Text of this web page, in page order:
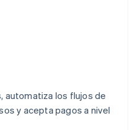
automatiza los flujos de
y acepta pagos a nivel